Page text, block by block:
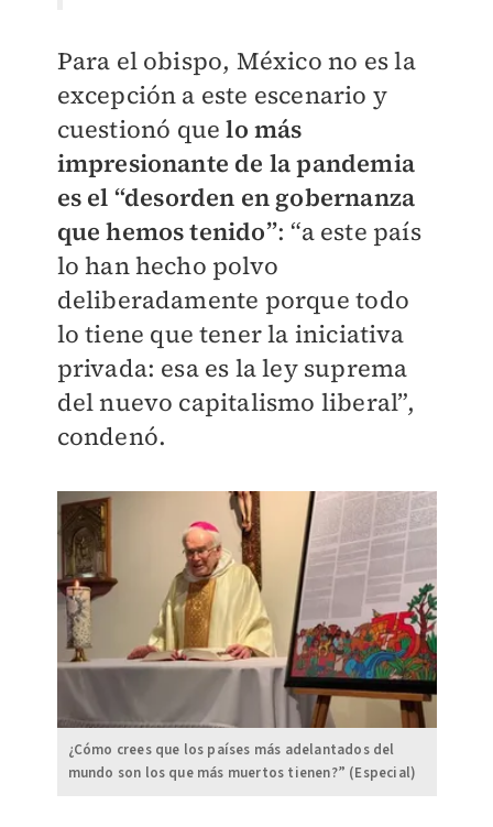
Para el obispo, México no es la
excepción a este escenario y
cuestionó quelo más
impresionante de la pandemia
es el “desorden en gobernanza
que hemos tenido”: “a este país
lo han hecho polvo
deliberadamente porque todo
lo tiene que tener la iniciativa
privada: esa es la ley suprema
del nuevo capitalismo liberal”,
condenó.
¿Cómo crees que los países más adelantados del
mundo son los que más muertos tienen?” (Especial)